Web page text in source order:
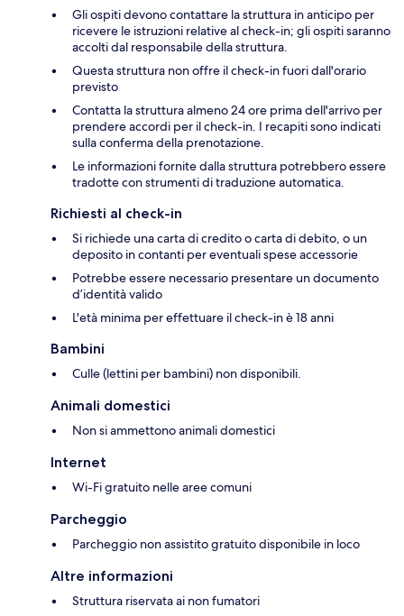
Gli ospiti devono contattare la struttura in anticipo per
ricevere le istruzioni relative al check-in; gli ospiti saranno
accolti dal responsabile della struttura.
Questa struttura non offre il check-in fuori dall'orario
previsto
Contatta la struttura almeno 24 ore prima dell'arrivo per
prendere accordi per il check-in. I recapiti sono indicati
sulla conferma della prenotazione.
Le informazioni fornite dalla struttura potrebbero essere
tradotte con strumenti di traduzione automatica.
Richiesti al check-in
Si richiede una carta di credito o carta di debito, o un
deposito in contanti per eventuali spese accessorie
Potrebbe essere necessario presentare un documento
d’identità valido
L'età minima per effettuare il check-in è 18 anni
Bambini
Culle (lettini per bambini) non disponibili.
Animali domestici
Non si ammettono animali domestici
Internet
Wi-Fi gratuito nelle aree comuni
Parcheggio
Parcheggio non assistito gratuito disponibile in loco
Altre informazioni
Struttura riservata ai non fumatori